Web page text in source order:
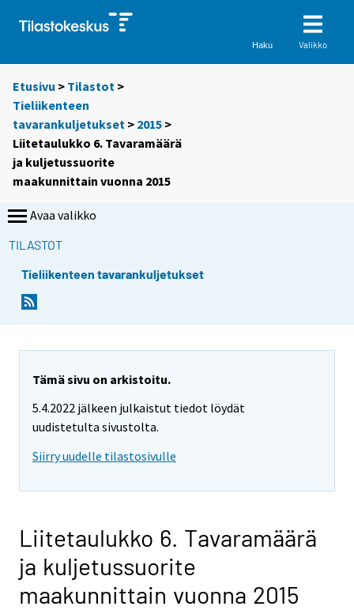
Haku Valikko
Etusivu > Tilastot >
Tieliikenteen
tavarankuljetukset > 2015 >
Liitetaulukko 6. Tavaramäärä
ja kuljetussuorite
maakunnittain vuonna 2015
Avaa valikko
TILASTOT
Tieliikenteen tavarankuljetukset
Tämä sivu on arkistoitu.
5.4.2022 jälkeen julkaistut tiedot löydät
uudistetulta sivustolta.
Siirry uudelle tilastosivulle
Liitetaulukko 6. Tavaramäärä
ja kuljetussuorite
maakunnittain vuonna 2015